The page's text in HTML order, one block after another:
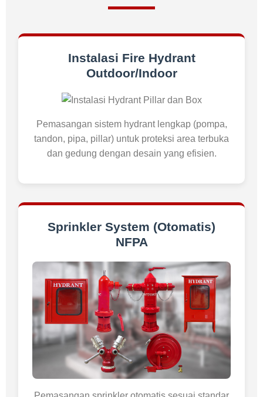
Instalasi Fire Hydrant
Outdoor/Indoor
Pemasangan sistem hydrant lengkap (pompa,
tandon, pipa, pillar) untuk proteksi area terbuka
dan gedung dengan desain yang efisien.
Sprinkler System (Otomatis)
NFPA